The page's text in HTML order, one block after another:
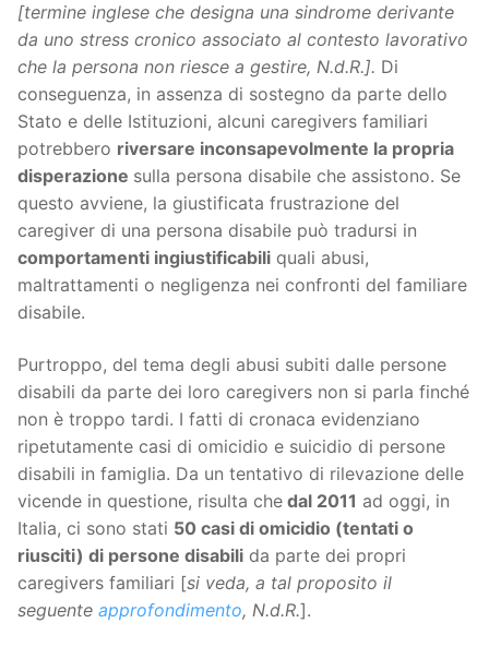
[termine inglese che designa una sindrome derivante
da uno stress cronico associato al contesto lavorativo
che la persona non riesce a gestire, N.d.R.]. Di
conseguenza, in assenza di sostegno da parte dello
Stato e delle Istituzioni, alcuni caregivers familiari
potrebbero riversare inconsapevolmente la propria
disperazione sulla persona disabile che assistono. Se
questo avviene, la giustificata frustrazione del
caregiver di una persona disabile può tradursi in
comportamenti ingiustificabili quali abusi,
maltrattamenti o negligenza nei confronti del familiare
disabile.
Purtroppo, del tema degli abusi subiti dalle persone
disabili da parte dei loro caregivers non si parla finché
non è troppo tardi. I fatti di cronaca evidenziano
ripetutamente casi di omicidio e suicidio di persone
disabili in famiglia. Da un tentativo di rilevazione delle
vicende in questione, risulta che dal 2011 ad oggi, in
Italia, ci sono stati 50 casi di omicidio (tentati o
riusciti) di persone disabili da parte dei propri
caregivers familiari [si veda, a tal proposito il
seguente approfondimento, N.d.R.].